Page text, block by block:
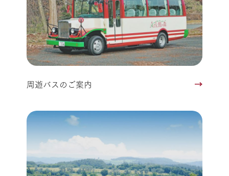
周遊バスのご案内